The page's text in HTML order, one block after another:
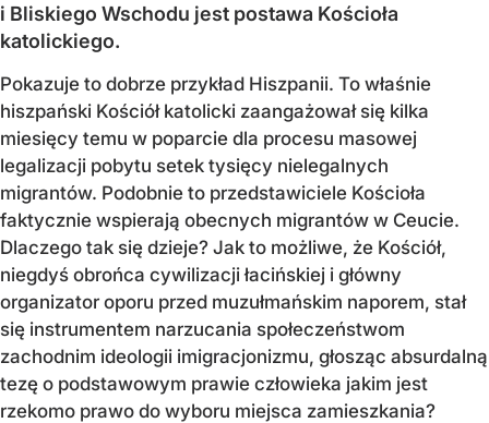
i Bliskiego Wschodu jest postawa Kościoła
katolickiego.
Pokazuje to dobrze przykład Hiszpanii. To właśnie
hiszpański Kościół katolicki zaangażował się kilka
miesięcy temu w poparcie dla procesu masowej
legalizacji pobytu setek tysięcy nielegalnych
migrantów. Podobnie to przedstawiciele Kościoła
faktycznie wspierają obecnych migrantów w Ceucie.
Dlaczego tak się dzieje? Jak to możliwe, że Kościół,
niegdyś obrońca cywilizacji łacińskiej i główny
organizator oporu przed muzułmańskim naporem, stał
się instrumentem narzucania społeczeństwom
zachodnim ideologii imigracjonizmu, głosząc absurdalną
tezę o podstawowym prawie człowieka jakim jest
rzekomo prawo do wyboru miejsca zamieszkania?